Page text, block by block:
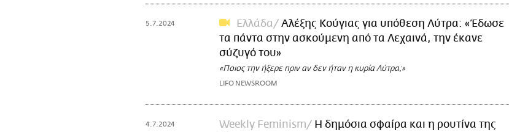
5.7.2024 Ελλάδα
Αλέξης Κούγιας για υπόθεση Λύτρα: «Έδωσε
τα πάντα στην ασκούμενη από τα Λεχαινά, την έκανε
σύζυγό του»
«Ποιος την ήξερε πριν αν δεν ήταν η κυρία Λύτρα;»
LIFO NEWSROOM
4.7.2024 Weekly Feminism
Η δημόσια σφαίρα και η ρουτίνα της